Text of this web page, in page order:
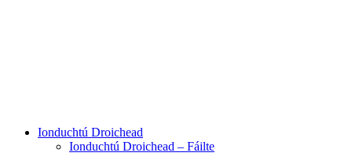
Ionduchtú Droichead
Ionduchtú Droichead – Fáilte